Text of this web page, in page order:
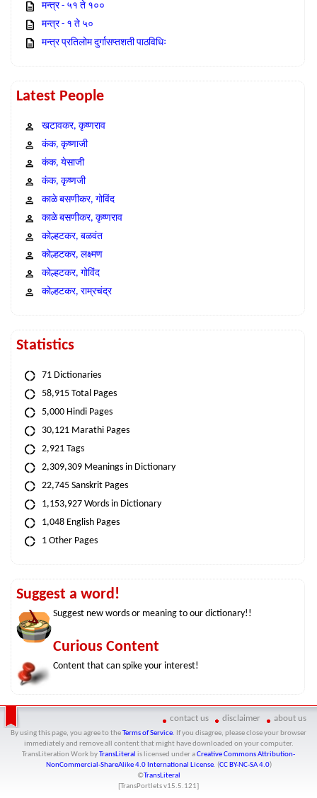
मन्त्र - ५१ ते १००
मन्त्र - १ ते ५०
मन्त्र प्रतिलोम दुर्गासप्तशती पाठविधिः
Latest People
खटावकर, कृष्णराव
कंक, कृष्णाजी
कंक, येसाजी
कंक, कृष्णजी
काळे बसणीकर, गोविंद
काळे बसणीकर, कृष्णराव
कोल्हटकर, बळवंत
कोल्हटकर, लक्ष्मण
कोल्हटकर, गोविंद
कोल्हटकर, राम्रचंद्र
Statistics
71 Dictionaries
58,915 Total Pages
5,000 Hindi Pages
30,121 Marathi Pages
2,921 Tags
2,309,309 Meanings in Dictionary
22,745 Sanskrit Pages
1,153,927 Words in Dictionary
1,048 English Pages
1 Other Pages
Suggest a word!
Suggest new words or meaning to our dictionary!!
Curious Content
Content that can spike your interest!
contact us disclaimer about us
By using this page, you agree to the Terms of Service. If you disagree, please close your browser
immediately and remove all content that might have downloaded on your computer.
TransLiteration Workby TransLiteral is licensed under aCreative Commons Attribution-
NonCommercial-ShareAlike 4.0 International License. (CC BY-NC-SA 4.0)
©TransLiteral
[TransPortlets v15.5.121